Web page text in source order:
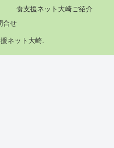
食支援ネット大崎ご紹介
合せ
ネット大崎.